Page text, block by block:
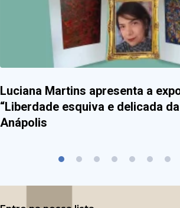
Luciana Martins apresenta a
“Liberdade esquiva e delicada
Anápolis